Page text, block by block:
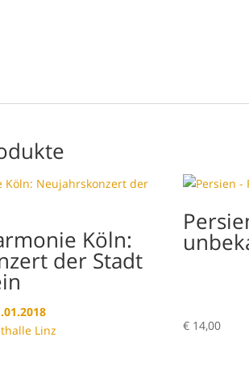
Köln:
der Stadt
Linz
€14,00